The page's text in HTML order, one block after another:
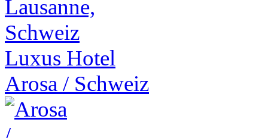
Luxus Hotel
Arosa / Schweiz